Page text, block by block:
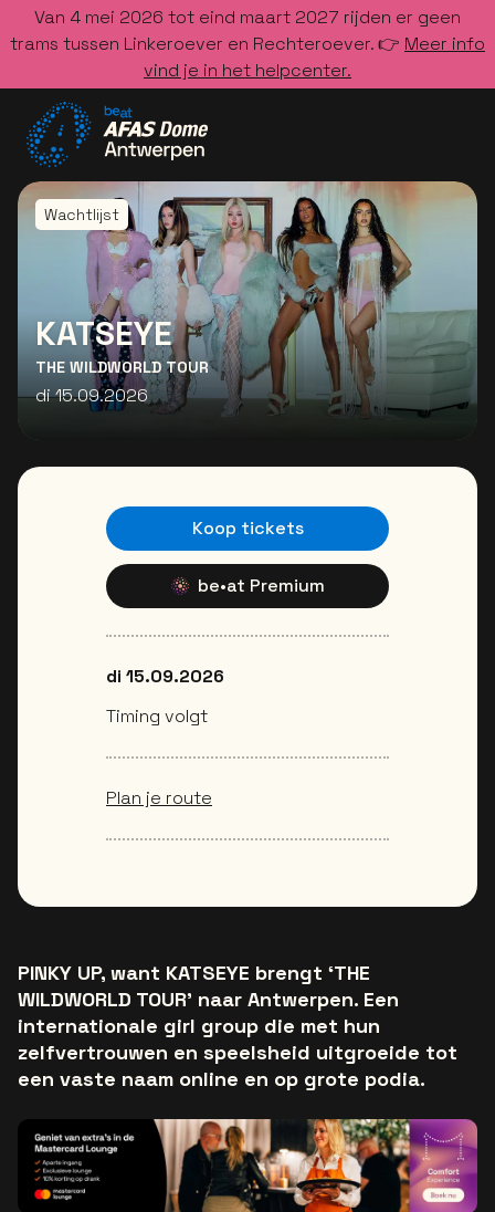
Van 4 mei 2026 tot eind maart 2027 rijden er geen
trams tussen Linkeroever en Rechteroever. 👉 Meer info
vind je in het helpcenter.
Ga naar de homepage
Wachtlijst
KATSEYE
THE WILDWORLD TOUR
di 15.09.2026
PINKY UP, want KATSEYE brengt ‘THE
WILDWORLD TOUR’ naar Antwerpen. Een
internationale girl group die met hun
zelfvertrouwen en speelsheid uitgroeide tot
een vaste naam online en op grote podia.
Koop tickets
be•at Premium
di 15.09.2026
Timing volgt
Plan je route